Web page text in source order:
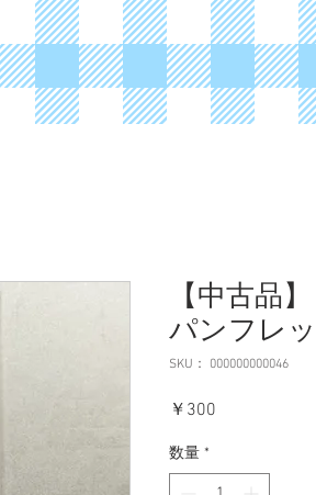
【中古品
パンフレ
SKU： 000000000046
￥300
数量 *